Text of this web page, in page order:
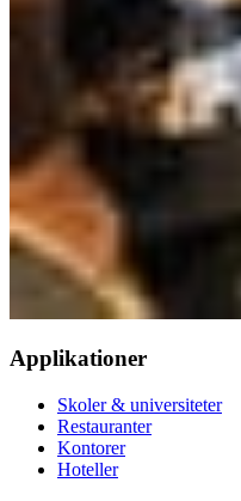
Applikationer
Skoler & universiteter
Restauranter
Kontorer
Hoteller